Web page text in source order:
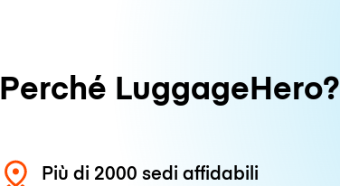
Perché LuggageHero?
Più di 2000 sedi affidabili